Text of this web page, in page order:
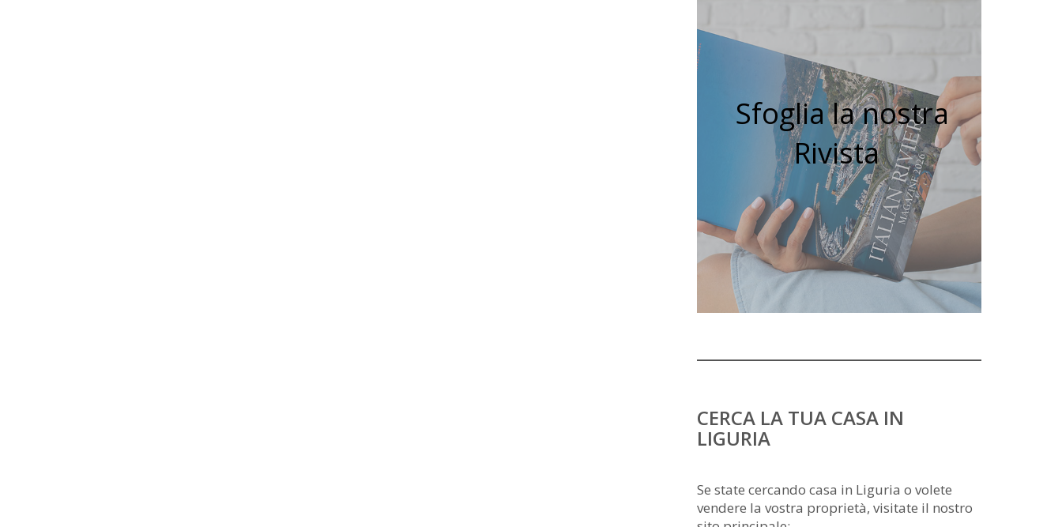
Sfoglia la nostra
Rivista
CERCA LA TUA CASA IN
LIGURIA
Se state cercando casa in Liguria o volete
vendere la vostra proprietà, visitate il nostro